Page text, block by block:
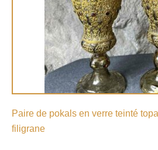
Paire de pokals en verre teinté
filigrane